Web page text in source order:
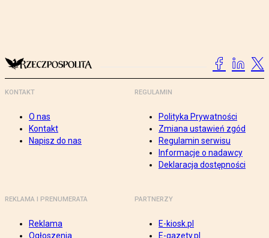
KONTAKT
O nas
Kontakt
Napisz do nas
REGULAMIN
Polityka Prywatności
Zmiana ustawień zgód
Regulamin serwisu
Informacje o nadawcy
Deklaracja dostępności
REKLAMA I PRENUMERATA
Reklama
Ogłoszenia
PARTNERZY
E-kiosk.pl
E-gazety.pl